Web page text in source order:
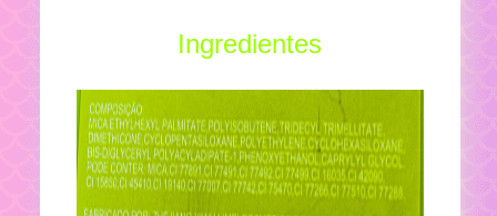
Ingredientes